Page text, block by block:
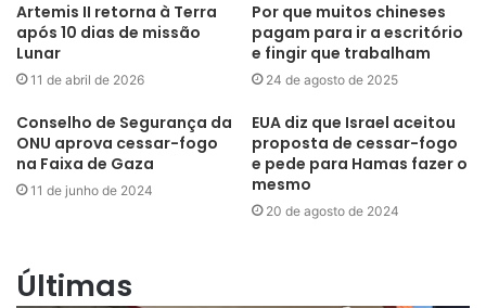
Artemis II retorna à Terra
após 10 dias de missão
Lunar
11 de abril de 2026
Por que muitos chineses
pagam para ir a escritório
e fingir que trabalham
24 de agosto de 2025
Conselho de Segurança da
ONU aprova cessar-fogo
na Faixa de Gaza
11 de junho de 2024
EUA diz que Israel aceitou
proposta de cessar-fogo
e pede para Hamas fazer o
mesmo
20 de agosto de 2024
Últimas